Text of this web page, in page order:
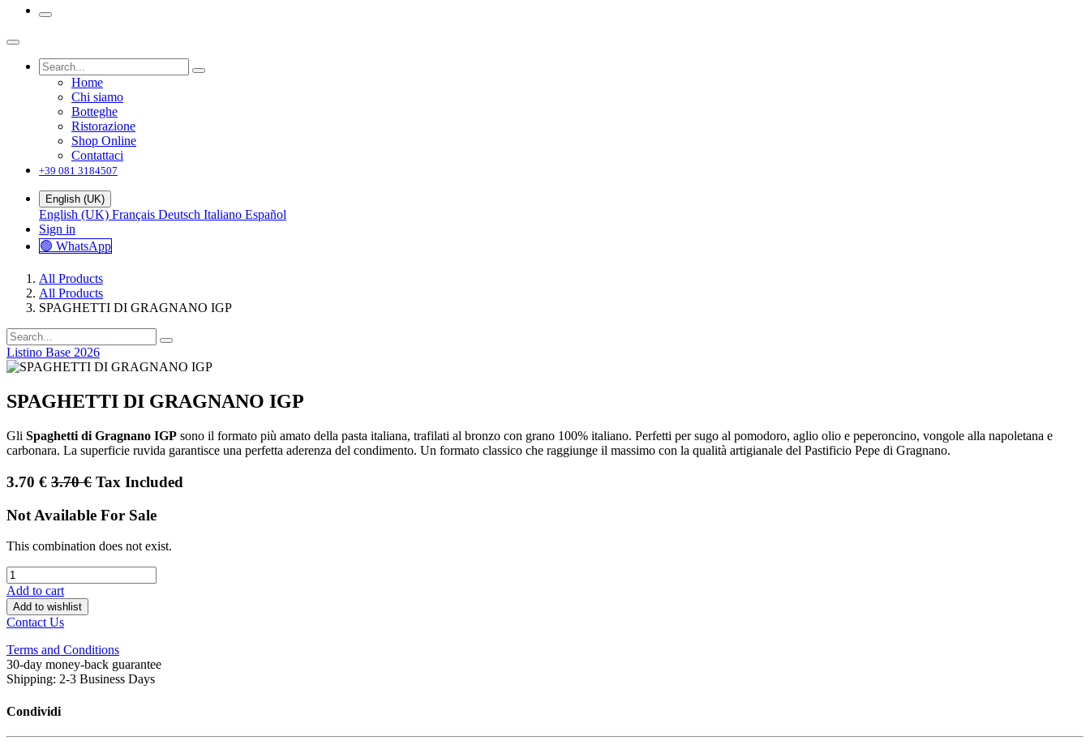
Home
Chi siamo
Botteghe
Ristorazione
Shop Online
Contattaci
+39 081 3184507
English (UK)
English (UK) Français Deutsch Italiano Español
Sign in
🟢 WhatsApp
All Products
All Products
SPAGHETTI DI GRAGNANO IGP
Listino Base 2026
SPAGHETTI DI GRAGNANO IGP
Gli Spaghetti di Gragnano IGP sono il formato più amato della pasta italiana, trafilati al bronzo con grano 100% italiano. Perfetti per sugo al pomodoro, aglio olio e peperoncino, vongole alla napoletana e
carbonara. La superficie ruvida garantisce una perfetta aderenza del condimento. Un formato classico che raggiunge il massimo con la qualità artigianale del Pastificio Pepe di Gragnano.
3.70 € 3.70€ Tax Included
Not Available For Sale
This combination does not exist.
Add to cart
Add to wishlist
Contact Us
Terms and Conditions
30-day money-back guarantee
Shipping: 2-3 Business Days
Condividi